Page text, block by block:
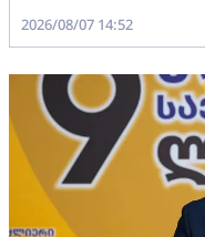
2026/08/07 14:52